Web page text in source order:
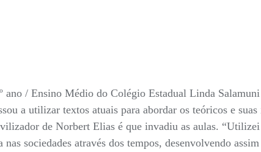
ano / Ensino Médio do Colégio Estadual Linda
a utilizar textos atuais para abordar os teóricos e
de Norbert Elias é que invadiu as aulas.
sociedades através dos tempos, desenvolvendo